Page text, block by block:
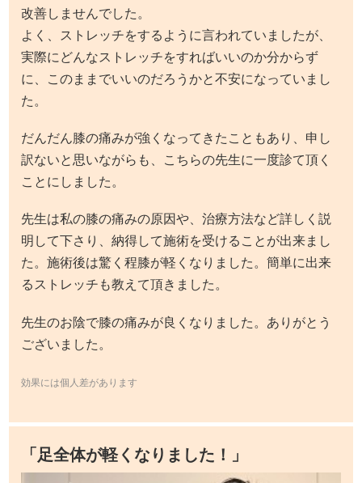
改善しませんでした。
よく、ストレッチをするように言われていましたが、
実際にどんなストレッチをすればいいのか分からず
に、このままでいいのだろうかと不安になっていまし
た。
だんだん膝の痛みが強くなってきたこともあり、申し
訳ないと思いながらも、こちらの先生に一度診て頂く
ことにしました。
先生は私の膝の痛みの原因や、治療方法など詳しく説
明して下さり、納得して施術を受けることが出来まし
た。施術後は驚く程膝が軽くなりました。簡単に出来
るストレッチも教えて頂きました。
先生のお陰で膝の痛みが良くなりました。ありがとう
ございました。
効果には個人差があります
「足全体が軽くなりました！」